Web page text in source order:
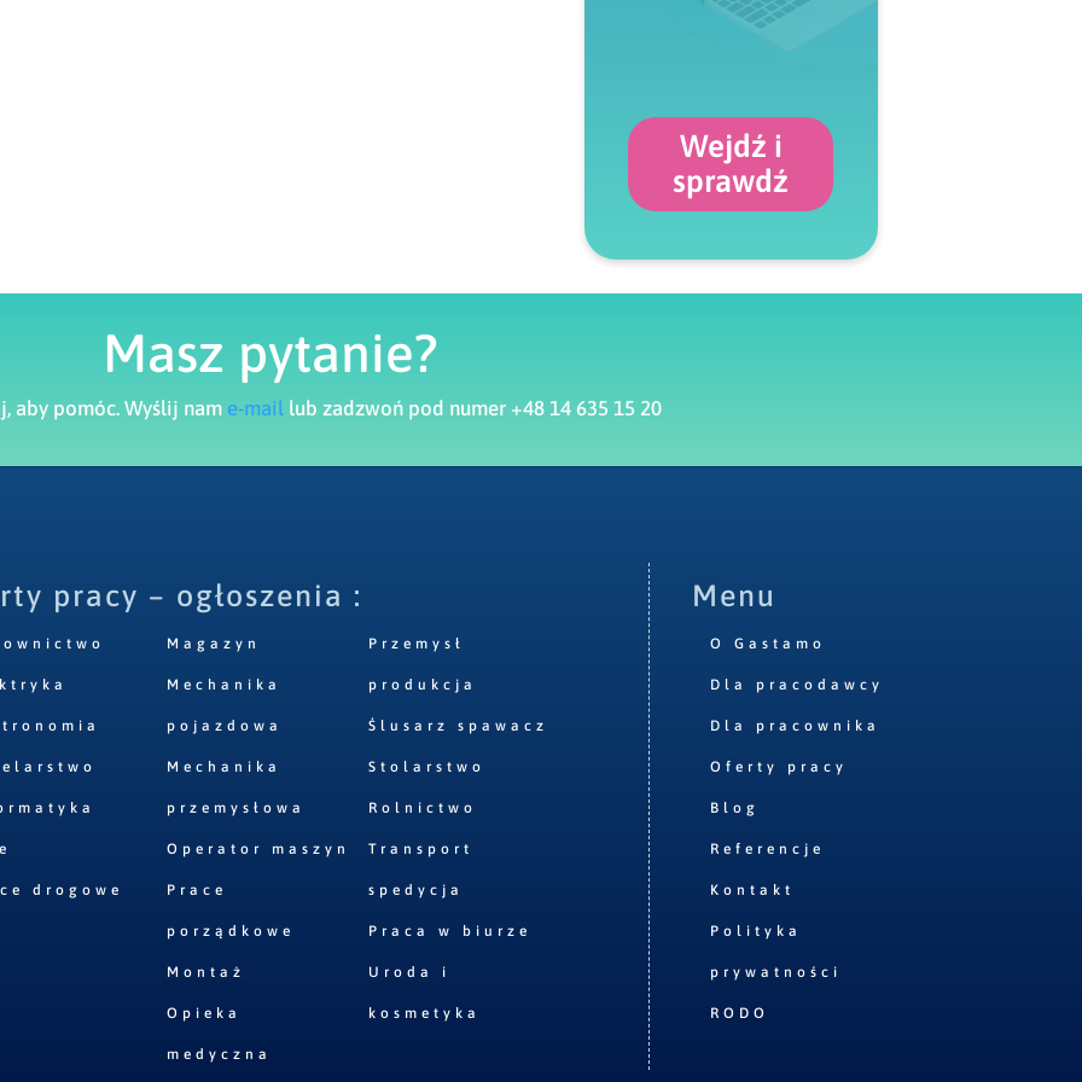
Wejdź i
sprawdź
Masz pytanie?
aby pomóc. Wyślij nam e-mail lub zadzwoń pod numer +48 14 635 15 20
pracy – ogłoszenia :
drogowe
Magazyn
Mechanika
pojazdowa
Mechanika
przemysłowa
Operator maszyn
Prace
porządkowe
Montaż
Opieka
medyczna
Przemysł
produkcja
Ślusarz spawacz
Stolarstwo
Rolnictwo
Transport
spedycja
Praca w biurze
Uroda i
kosmetyka
Menu
O Gastamo
Dla pracodawcy
Dla pracownika
Oferty pracy
Blog
Referencje
Kontakt
Polityka
prywatności
RODO